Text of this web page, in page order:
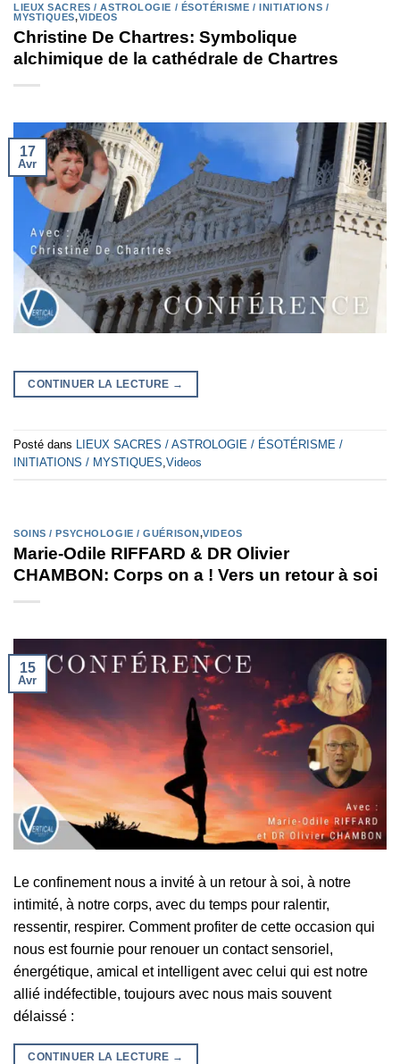
LIEUX SACRES / ASTROLOGIE / ÉSOTÉRISME / INITIATIONS /
MYSTIQUES,VIDEOS
Christine De Chartres: Symbolique
alchimique de la cathédrale de Chartres
17
Avr
CONTINUER LA LECTURE →
Posté dans LIEUX SACRES / ASTROLOGIE / ÉSOTÉRISME /
INITIATIONS / MYSTIQUES,Videos
SOINS / PSYCHOLOGIE / GUÉRISON,VIDEOS
Marie-Odile RIFFARD & DR Olivier
CHAMBON: Corps on a ! Vers un retour à soi
15
Avr
Le confinement nous a invité à un retour à soi, à notre
intimité, à notre corps, avec du temps pour ralentir,
ressentir, respirer. Comment profiter de cette occasion qui
nous est fournie pour renouer un contact sensoriel,
énergétique, amical et intelligent avec celui qui est notre
allié indéfectible, toujours avec nous mais souvent
délaissé :
CONTINUER LA LECTURE →